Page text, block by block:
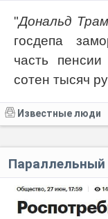
"Дональд
госдепа
часть
сотен тысяч
Известные люди
Параллельный